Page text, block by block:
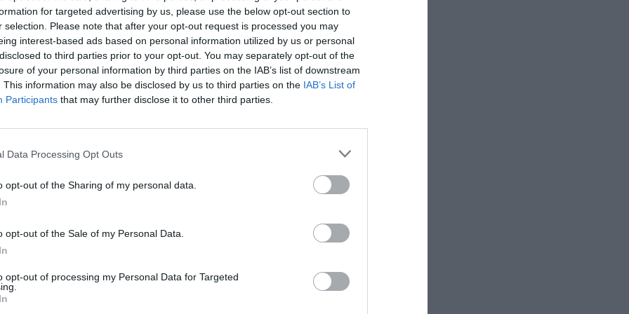
for targeted advertising by us, please use the below opt-out section to
selection. Please note that after your opt-out request is processed you may
interest-based ads based on personal information utilized by us or personal
to third parties prior to your opt-out. You may separately opt-out of the
of your personal information by third parties on the IAB’s list of downstream
This information may also be disclosed by us to third parties on the IAB’s List of
Participants that may further disclose it to other third parties.
Data Processing Opt Outs
opt-out of the Sharing of my personal data.
opt-out of the Sale of my Personal Data.
opt-out of processing my Personal Data for Targeted
para Apple.
a la candidatura del reino Unido para la Euro 2028
ha anunciado que se une a la candidatura de las
para el campeonato europeo de selecciones. El
su servicio de streaming dedicado al golf
propietario de Eurosport ha anunciado el cierre de Golf
de diciembre. El contenido de la plataforma se trasladará a
plataformas del grupo. Discovery pagó 2.000 millones de
por hacerse con los derechos de emisión del PGA Tour en